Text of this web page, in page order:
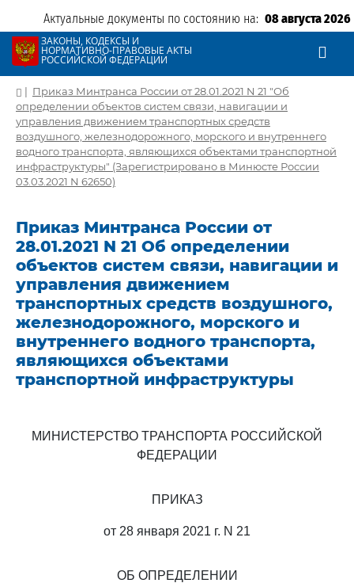
Актуальные документы по состоянию на: 08 августа 2026
ЗАКОНЫ, КОДЕКСЫ И
НОРМАТИВНО-ПРАВОВЫЕ АКТЫ
РОССИЙСКОЙ ФЕДЕРАЦИИ
| Приказ Минтранса России от 28.01.2021 N 21 "Об
определении объектов систем связи, навигации и
управления движением транспортных средств
воздушного, железнодорожного, морского и внутреннего
водного транспорта, являющихся объектами транспортной
инфраструктуры" (Зарегистрировано в Минюсте России
03.03.2021 N 62650)
Приказ Минтранса России от
28.01.2021 N 21 Об определении
объектов систем связи, навигации и
управления движением
транспортных средств воздушного,
железнодорожного, морского и
внутреннего водного транспорта,
являющихся объектами
транспортной инфраструктуры
МИНИСТЕРСТВО ТРАНСПОРТА РОССИЙСКОЙ
ФЕДЕРАЦИИ
ПРИКАЗ
от 28 января 2021 г. N 21
ОБ ОПРЕДЕЛЕНИИ